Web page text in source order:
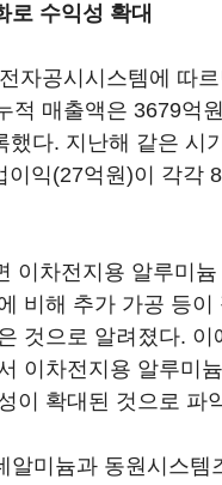
로 수익성 확대
자공시시스템에 따르
적 매출액은 3679억
했다. 지난해 같은 시
이익(27억원)이 각각
이차전지용 알루미늄
비해 추가 가공 등이
것으로 알려졌다. 이
이차전지용 알루미
이 확대된 것으로 파
알미늄과 동원시스템